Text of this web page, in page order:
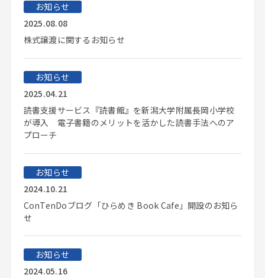
お知らせ
2025.08.08
株式譲渡に関するお知らせ
お知らせ
2025.04.21
読書支援サービス『読書館』を新潟大学附属長岡小学校
が導入 電子書籍のメリットを活かした読書手法へのア
プローチ
お知らせ
2024.10.21
ConTenDoブログ「ひらめき Book Cafe」開設のお知ら
せ
お知らせ
2024.05.16